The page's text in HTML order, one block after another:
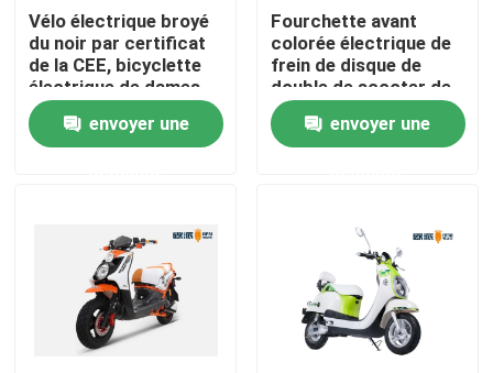
Scooter broyé du noir électrique
Scooteur électrique
Scooter électrique de mobilité
Scooter électrique de pédale
Scooter électrique de dames
Vélo électrique broyé
du noir par certificat
de la CEE, bicyclette
électrique de dames
adultes avec le frein à
disque envoyer une
Fourchette avant
colorée électrique de
frein de disque de
double de scooter de
la CEE de moto
envoyer une